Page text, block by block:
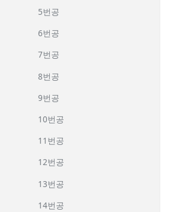
5번공
6번공
7번공
8번공
9번공
10번공
11번공
12번공
13번공
14번공